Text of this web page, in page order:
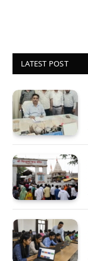
LATEST POST